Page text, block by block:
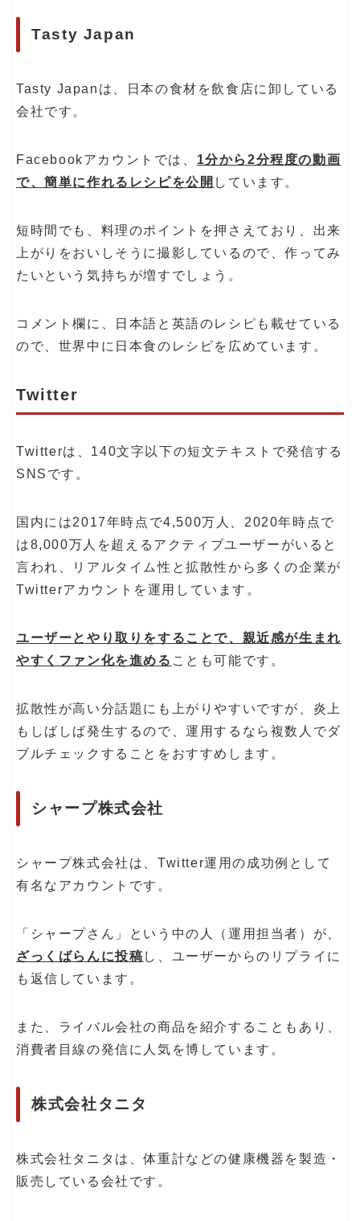
Tasty Japan
Tasty Japanは、日本の食材を飲食店に卸している
会社です。
Facebookアカウントでは、 1分から2分程度の動画
で、簡単に作れるレシピを公開 しています。
短時間でも、料理のポイントを押さえており、出来
上がりをおいしそうに撮影しているので、作ってみ
たいという気持ちが増すでしょう。
コメント欄に、日本語と英語のレシピも載せている
ので、世界中に日本食のレシピを広めています。
Twitter
Twitterは、140文字以下の短文テキストで発信する
SNSです。
国内には2017年時点で4,500万人、2020年時点で
は8,000万人を超えるアクティブユーザーがいると
言われ、リアルタイム性と拡散性から多くの企業が
Twitterアカウントを運用しています。
ユーザーとやり取りをすることで、親近感が生まれ
やすくファン化を進める ことも可能です。
拡散性が高い分話題にも上がりやすいですが、炎上
もしばしば発生するので、運用するなら複数人でダ
ブルチェックすることをおすすめします。
シャープ株式会社
シャープ株式会社は、Twitter運用の成功例として
有名なアカウントです。
「シャープさん」という中の人（運用担当者）が、
ざっくばらんに投稿 し、ユーザーからのリプライに
も返信しています。
また、ライバル会社の商品を紹介することもあり、
消費者目線の発信に人気を博しています。
株式会社タニタ
株式会社タニタは、体重計などの健康機器を製造・
販売している会社です。